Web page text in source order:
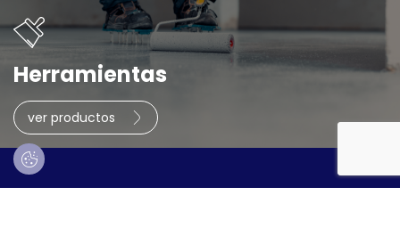
Herramientas
ver productos